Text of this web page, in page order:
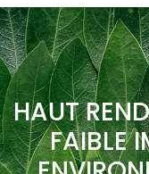
HAUT
FAIBLE